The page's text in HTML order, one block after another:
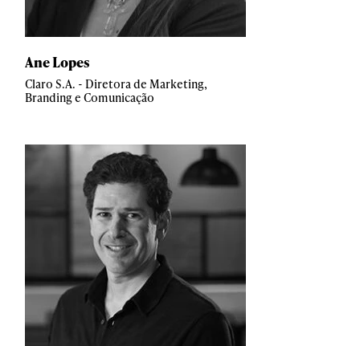
Ane Lopes
Claro S.A. - Diretora de Marketing,
Branding e Comunicação